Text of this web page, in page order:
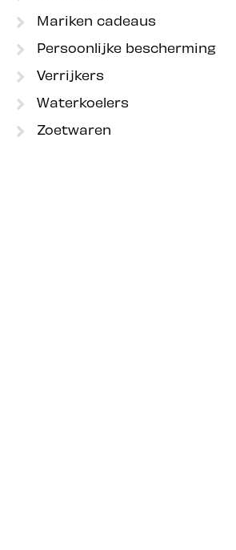
Mariken cadeaus
Persoonlijke bescherming
Verrijkers
Waterkoelers
Zoetwaren